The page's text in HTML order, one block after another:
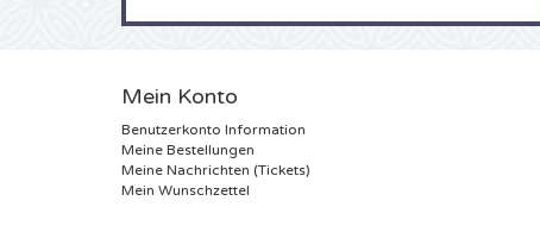
Mein Konto
Benutzerkonto Information
Meine Bestellungen
Meine Nachrichten (Tickets)
Mein Wunschzettel